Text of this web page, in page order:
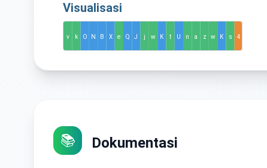
Visualisasi
v k O N B X e Q J j w K t U n a z w K s 4
📚 Dokumentasi